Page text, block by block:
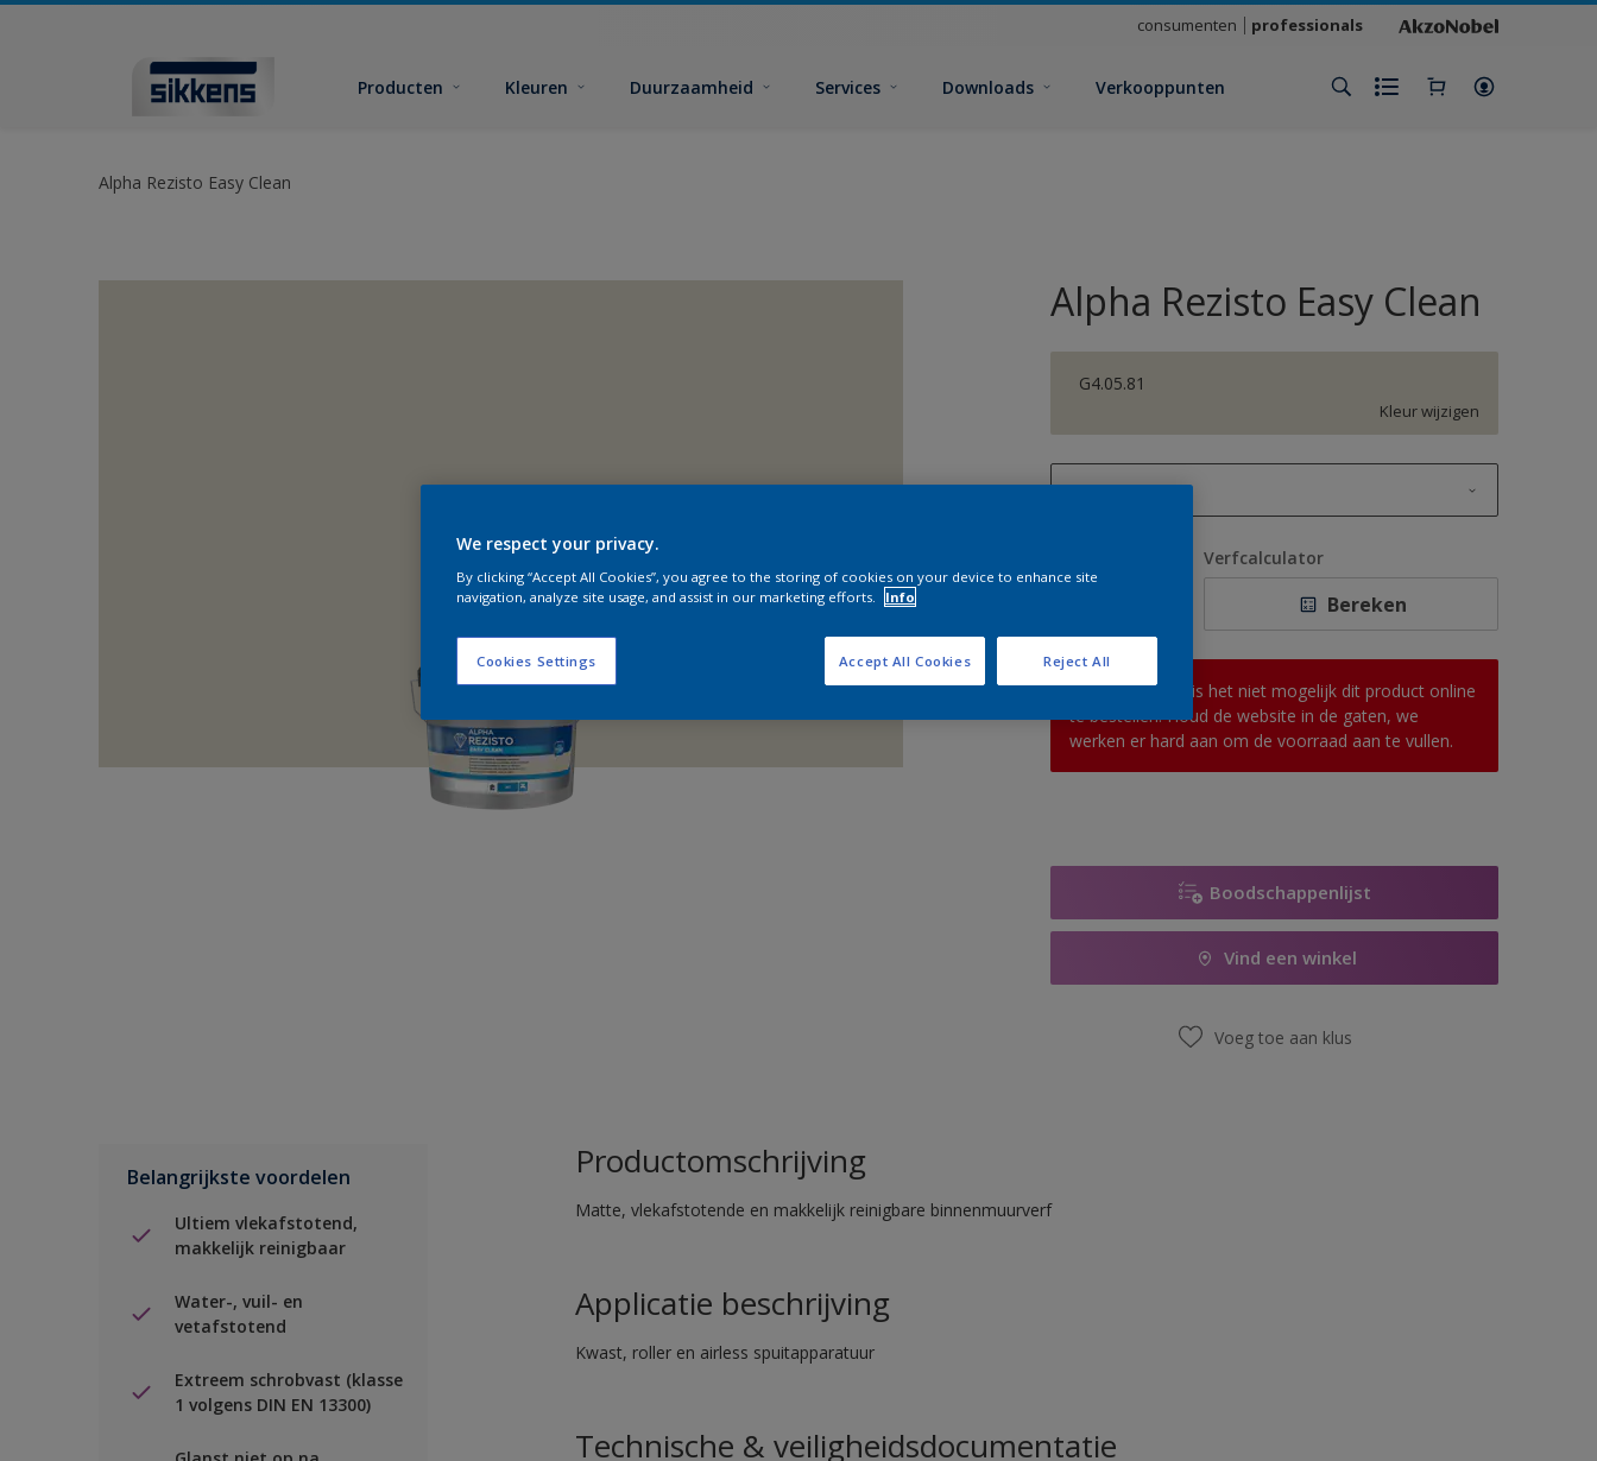
consumenten professionals
Producten Kleuren Duurzaamheid Services Downloads Verkooppunten
Alpha Rezisto Easy Clean
Alpha Rezisto Easy Clean
G4.05.81
Kleur wijzigen
1 L
2,5 L
10 L
Verfcalculator
Bereken
Op dit moment is het niet mogelijk dit product online
te bestellen. Houd de website in de gaten, we
werken er hard aan om de voorraad aan te vullen.
Boodschappenlijst
Vind een winkel
Voeg toe aan klus
Belangrijkste voordelen
Ultiem vlekafstotend,
makkelijk reinigbaar
Water-, vuil- en
vetafstotend
Extreem schrobvast (klasse
1 volgens DIN EN 13300)
Productomschrijving
Matte, vlekafstotende en makkelijk reinigbare binnenmuurverf
Applicatie beschrijving
Kwast, roller en airless spuitapparatuur
Technische & veiligheidsdocumentatie
We respect your privacy.
By clicking “Accept All Cookies”, you agree to the storing of cookies on your device to enhance site
navigation, analyze site usage, and assist in our marketing efforts.
Info
Cookies Settings Reject All
Accept All Cookies